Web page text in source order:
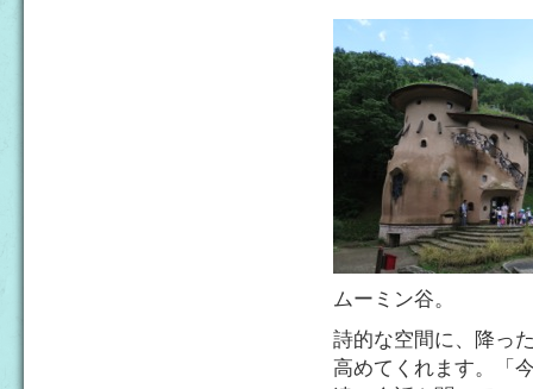
ムーミン谷。
詩的な空間に、降っ
高めてくれます。「